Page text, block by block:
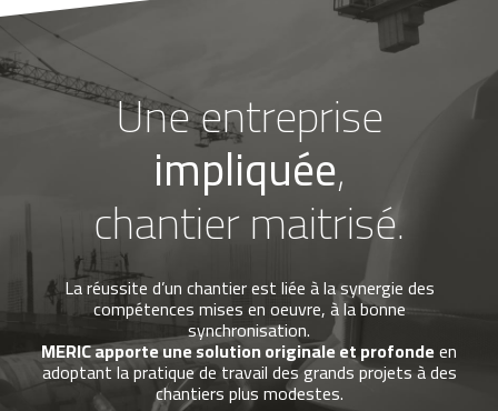
Une entreprise
impliquée,
chantier maitrisé.
La réussite d’un chantier est liée à la synergie des
compétences mises en oeuvre, à la bonne
synchronisation.
MERIC apporte une solution originale et profondeen
adoptant la pratique de travail des grands projets à des
chantiers plus modestes.